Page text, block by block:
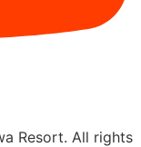
Resort. All rights